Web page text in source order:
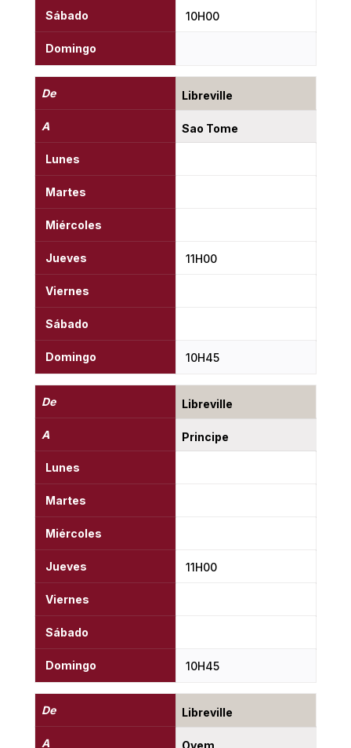
Sábado
Domingo
10H00
De
A
Lunes
Martes
Miércoles
Jueves
Viernes
Sábado
Domingo
Libreville
Sao Tome
11H00
10H45
De
A
Lunes
Martes
Miércoles
Jueves
Viernes
Sábado
Domingo
Libreville
Principe
11H00
10H45
De
A
Libreville
Oyem